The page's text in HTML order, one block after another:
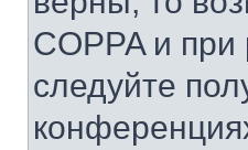
COPPA и
следуйте